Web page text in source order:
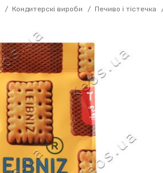
Кондитерскі вироби Печиво і тістечка